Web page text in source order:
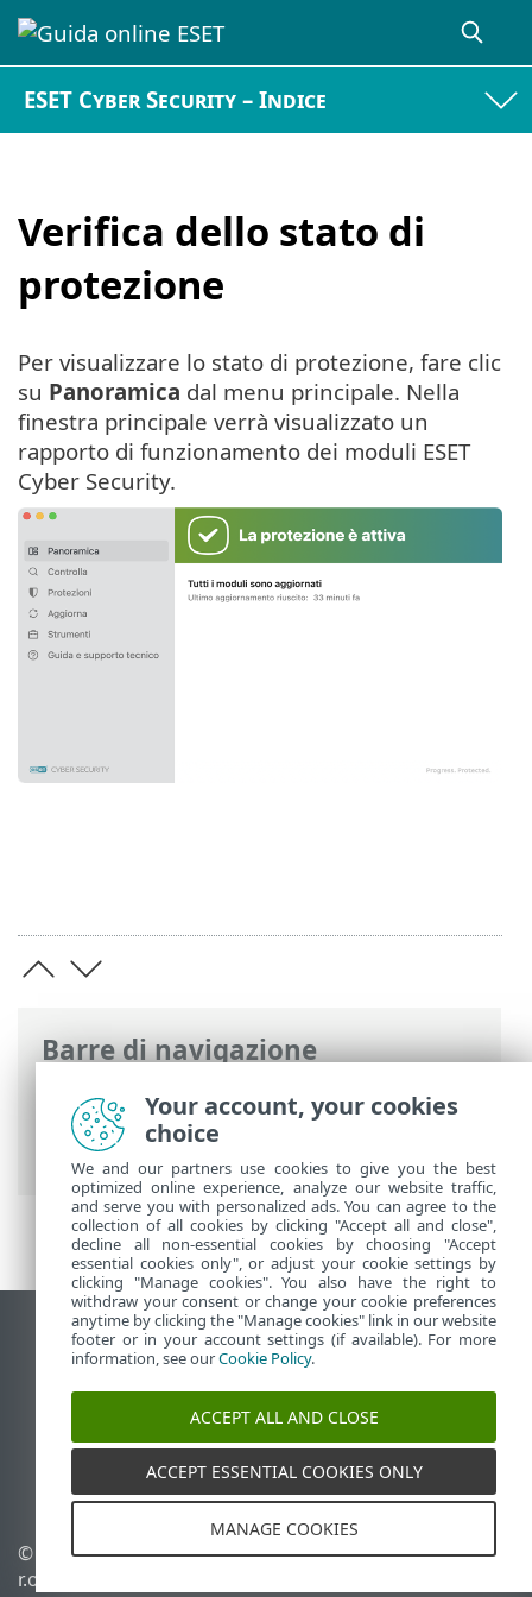
ESET Cyber Security – Indice
Verifica dello stato di
protezione
Barre di navigazione
Guida online ESET>ESET Cyber Security
Utilizzo di ESET Cyber Security
dello stato di protezione
Per visualizzare lo stato di protezione, fare clic
su Panoramica dal menu principale. Nella
finestra principale verrà visualizzato un
rapporto di funzionamento dei moduli ESET
Cyber Security.
Visualizza sito desktop
End of Life
ESET Knowledge Base
ESET Status Portal
Supporto regionale
© 1992 - 2025 ESET, spol. s
r.o. - Tutti i diritti riservati.
Gestisci cookie
Your account, your cookies
choice
We and our partners use cookies to give you the best
optimized online experience, analyze our website traffic,
and serve you with personalized ads. You can agree to the
collection of all cookies by clicking "Accept all and close",
decline all non-essential cookies by choosing "Accept
essential cookies only", or adjust your cookie settings by
clicking "Manage cookies". You also have the right to
withdraw your consent or change your cookie preferences
anytime by clicking the "Manage cookies" link in our website
footer or in your account settings (if available). For more
information, see ourCookie Policy.
ACCEPT ALL AND CLOSE
ACCEPT ESSENTIAL COOKIES ONLY
MANAGE COOKIES